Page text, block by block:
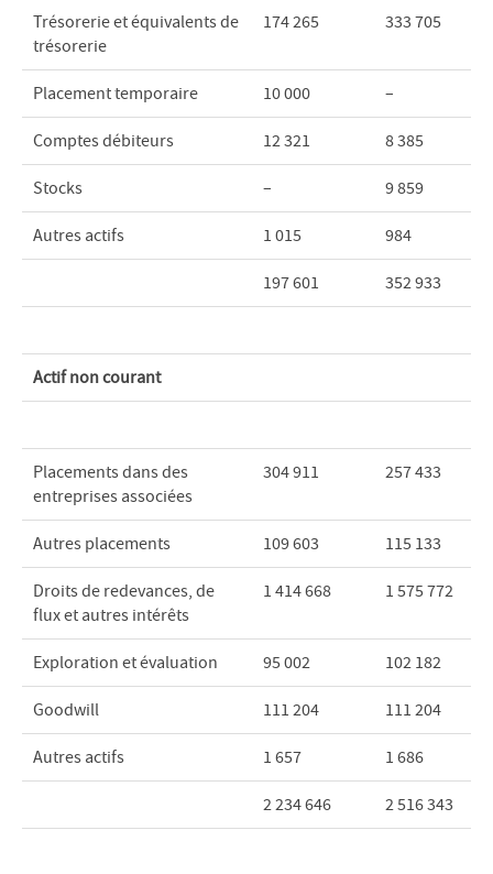
Trésorerie et équivalents de
trésorerie
174 265 333 705
Placement temporaire 10 000 –
Comptes débiteurs 12 321 8 385
Stocks – 9 859
Autres actifs 1 015 984
197 601 352 933
Actif non courant
Placements dans des
entreprises associées
304 911 257 433
Autres placements 109 603 115 133
Droits de redevances, de
flux et autres intérêts
1 414 668 1 575 772
Exploration et évaluation 95 002 102 182
Goodwill 111 204 111 204
Autres actifs 1 657 1 686
2 234 646 2 516 343